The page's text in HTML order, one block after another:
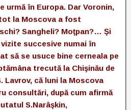
urmă în Europa. Dar Voronin,
la Moscova a fost
Sangheli? Moţpan?… Şi
succesive numai în
să se usuce bine cerneala pe
trecută la Chişinău de
Lavrov, că luni la Moscova
consultări, după cum afirmă
S.Narâşkin,